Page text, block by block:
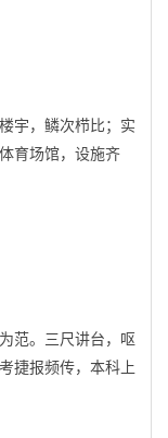
宇，鳞次栉比；实
育场馆，设施齐
范。三尺讲台，呕
捷报频传，本科上